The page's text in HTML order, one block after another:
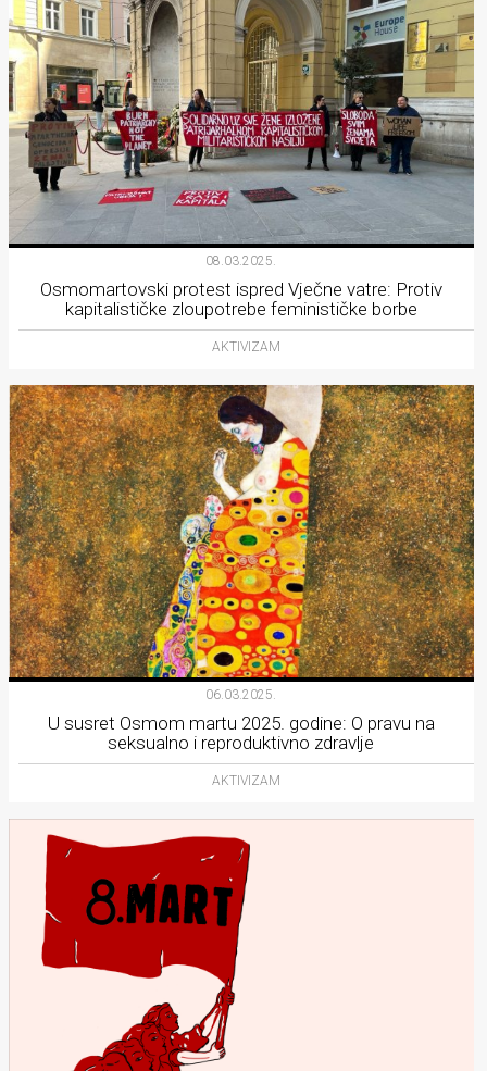
08.03.2025.
Osmomartovski protest ispred Vječne vatre: Protiv
kapitalističke zloupotrebe feminističke borbe
AKTIVIZAM
06.03.2025.
U susret Osmom martu 2025. godine: O pravu na
seksualno i reproduktivno zdravlje
AKTIVIZAM